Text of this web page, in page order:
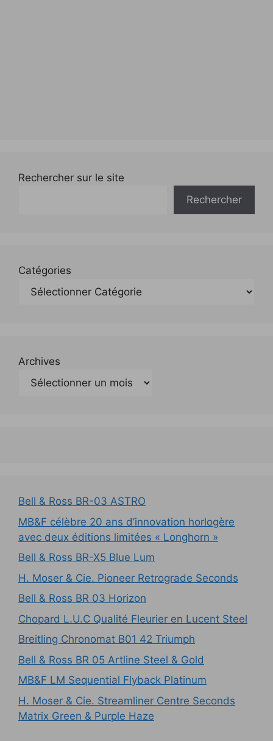
Rechercher sur le site
Rechercher
Catégories
Archives
Bell & Ross BR-03 ASTRO
MB&F célèbre 20 ans d’innovation horlogère
avec deux éditions limitées « Longhorn »
Bell & Ross BR-X5 Blue Lum
H. Moser & Cie. Pioneer Retrograde Seconds
Bell & Ross BR 03 Horizon
Chopard L.U.C Qualité Fleurier en Lucent Steel
Breitling Chronomat B01 42 Triumph
Bell & Ross BR 05 Artline Steel & Gold
MB&F LM Sequential Flyback Platinum
H. Moser & Cie. Streamliner Centre Seconds
Matrix Green & Purple Haze